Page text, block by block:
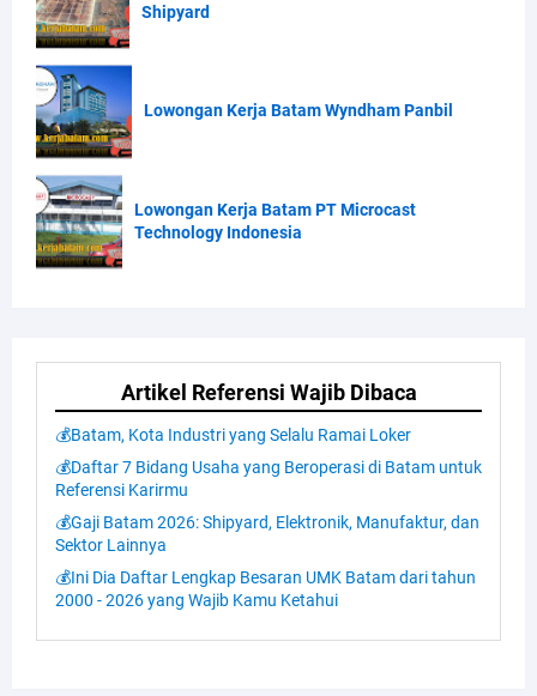
Shipyard
Lowongan Kerja Batam Wyndham Panbil
Lowongan Kerja Batam PT Microcast
Technology Indonesia
Artikel Referensi Wajib Dibaca
💰Batam, Kota Industri yang Selalu Ramai Loker
💰Daftar 7 Bidang Usaha yang Beroperasi di Batam untuk
Referensi Karirmu
💰Gaji Batam 2026: Shipyard, Elektronik, Manufaktur, dan
Sektor Lainnya
💰Ini Dia Daftar Lengkap Besaran UMK Batam dari tahun
2000 - 2026 yang Wajib Kamu Ketahui